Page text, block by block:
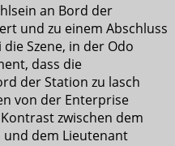
an Bord der
und zu einem Abschluss
Szene, in der Odo
dass die
der Station zu lasch
von der Enterprise
zwischen dem
und dem Lieutenant